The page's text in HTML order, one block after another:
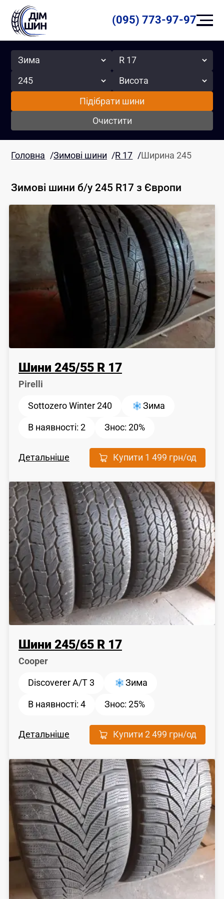
(095) 773-97-97
Сезон Радіус
Ширина Висота
Підібрати шини
Очистити
Головна /Зимові шини /R 17 /Ширина 245
Зимові шини б/у 245 R17 з Європи
Шини 245/55 R 17
Pirelli
Sottozero Winter 240 Зима
В наявності: 2 Знос:20%
Детальніше Купити 1 499 грн/од
Шини 245/65 R 17
Cooper
Discoverer A/T 3 Зима
В наявності: 4 Знос:25%
Детальніше Купити2 499 грн/од